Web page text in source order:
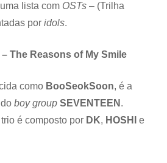
lista com OSTs – (Trilha
por idols.
– The Reasons of My Smile
como BooSeokSoon, é a
boy group SEVENTEEN .
é composto por DK, HOSHI e